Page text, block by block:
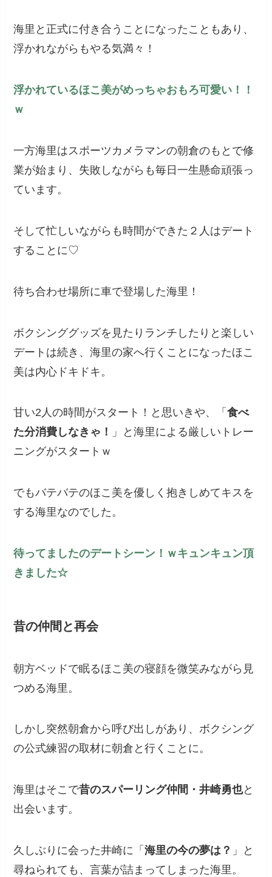
海里と正式に付き合うことになったこともあり、
浮かれながらもやる気満々！
浮かれているほこ美がめっちゃおもろ可愛い！！
ｗ
一方海里はスポーツカメラマンの朝倉のもとで修
業が始まり、失敗しながらも毎日一生懸命頑張っ
ています。
そして忙しいながらも時間ができた２人はデート
することに♡
待ち合わせ場所に車で登場した海里！
ボクシンググッズを見たりランチしたりと楽しい
デートは続き、海里の家へ行くことになったほこ
美は内心ドキドキ。
甘い2人の時間がスタート！と思いきや、「食べ
た分消費しなきゃ！
」と海里による厳しいトレー
ニングがスタートｗ
でもバテバテのほこ美を優しく抱きしめてキスを
する海里なのでした。
待ってましたのデートシーン！ｗキュンキュン頂
きました☆
昔の仲間と再会
朝方ベッドで眠るほこ美の寝顔を微笑みながら見
つめる海里。
しかし突然朝倉から呼び出しがあり、ボクシング
の公式練習の取材に朝倉と行くことに。
海里はそこで昔のスパーリング仲間・井崎勇也と
出会います。
久しぶりに会った井崎に「海里の今の夢は？ 」と
尋ねられても、言葉が詰まってしまった海里。